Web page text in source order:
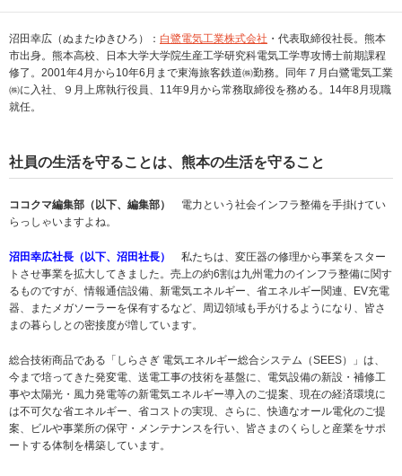
沼田幸広（ぬまたゆきひろ）： 白鷺電気工業株式会社 ・代表取締役社長。熊本
市出身。熊本高校、日本大学大学院生産工学研究科電気工学専攻博士前期課程
修了。2001年4月から10年6月まで東海旅客鉄道㈱勤務。同年７月白鷺電気工業
㈱に入社、９月上席執行役員、11年9月から常務取締役を務める。14年8月現職
就任。
社員の生活を守ることは、熊本の生活を守ること
ココクマ編集部（以下、編集部）
電力という社会インフラ整備を手掛けてい
らっしゃいますよね。
沼田幸広社長（以下、沼田社長）
私たちは、変圧器の修理から事業をスター
トさせ事業を拡大してきました。売上の約6割は九州電力のインフラ整備に関す
るものですが、情報通信設備、新電気エネルギー、省エネルギー関連、EV充電
器、またメガソーラーを保有するなど、周辺領域も手がけるようになり、皆さ
まの暮らしとの密接度が増しています。
総合技術商品である「しらさぎ 電気エネルギー総合システム（SEES）」は、
今まで培ってきた発変電、送電工事の技術を基盤に、電気設備の新設・補修工
事や太陽光・風力発電等の新電気エネルギー導入のご提案、現在の経済環境に
は不可欠な省エネルギー、省コストの実現、さらに、快適なオール電化のご提
案、ビルや事業所の保守・メンテナンスを行い、皆さまのくらしと産業をサポ
ートする体制を構築しています。